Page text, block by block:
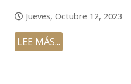
Jueves, Octubre 12, 2023
LEE MÁS...